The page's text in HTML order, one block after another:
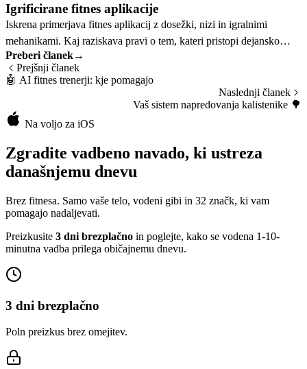
Igrificirane fitnes aplikacije
Iskrena primerjava fitnes aplikacij z dosežki, nizi in igralnimi
mehanikami. Kaj raziskava pravi o tem, kateri pristopi dejansko
delujejo.
Preberi članek→
Prejšnji članek
🤖 AI fitnes trenerji: kje pomagajo
Naslednji članek
Vaš sistem napredovanja kalistenike 🌳
Na voljo za iOS
Zgradite vadbeno navado, ki ustreza
današnjemu dnevu
Brez fitnesa. Samo vaše telo, vodeni gibi in 32 značk, ki vam
pomagajo nadaljevati.
Preizkusite 3 dni brezplačno in poglejte, kako se vodena 1-10-
minutna vadba prilega običajnemu dnevu.
3 dni brezplačno
Poln preizkus brez omejitev.